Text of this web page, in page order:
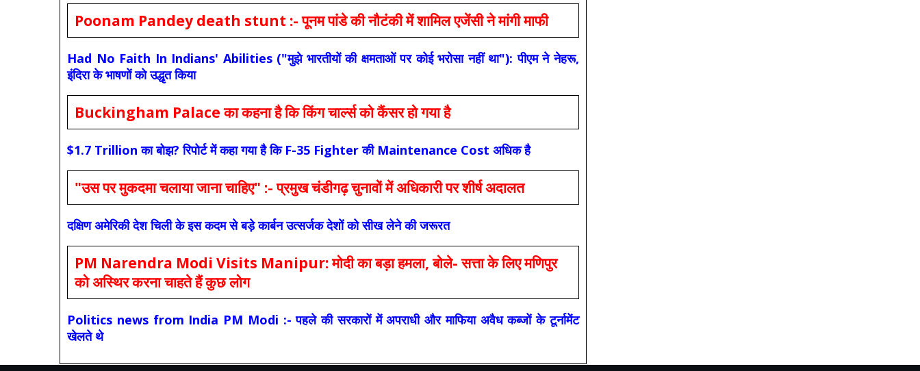
Poonam Pandey death stunt :- पूनम पांडे की नौटंकी में शामिल एजेंसी ने मांगी माफी
Had No Faith In Indians' Abilities ("मुझे भारतीयों की क्षमताओं पर कोई भरोसा नहीं था"): पीएम ने नेहरू,
इंदिरा के भाषणों को उद्धृत किया
Buckingham Palace का कहना है कि किंग चार्ल्स को कैंसर हो गया है
$1.7 Trillion का बोझ? रिपोर्ट में कहा गया है कि F-35 Fighter की Maintenance Cost अधिक है
"उस पर मुकदमा चलाया जाना चाहिए" :- प्रमुख चंडीगढ़ चुनावों में अधिकारी पर शीर्ष अदालत
दक्षिण अमेरिकी देश चिली के इस कदम से बड़े कार्बन उत्सर्जक देशों को सीख लेने की जरूरत
PM Narendra Modi Visits Manipur: मोदी का बड़ा हमला, बोले- सत्ता के लिए मणिपुर
को अस्थिर करना चाहते हैं कुछ लोग
Politics news from India PM Modi :- पहले की सरकारों में अपराधी और माफिया अवैध कब्जों के टूर्नामेंट
खेलते थे